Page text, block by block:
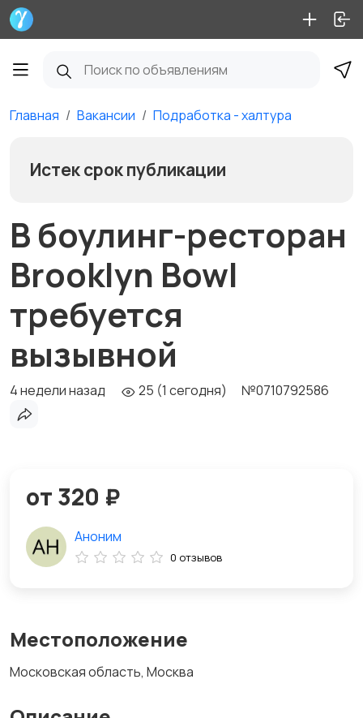
Главная Вакансии Подработка - халтура
Истек срок публикации
В боулинг-ресторан
Brooklyn Bowl
требуется
вызывной
4 недели назад 25 (1 сегодня) №0710792586
Местоположение
Московская область, Москва
от 320 ₽
Аноним
0 отзывов